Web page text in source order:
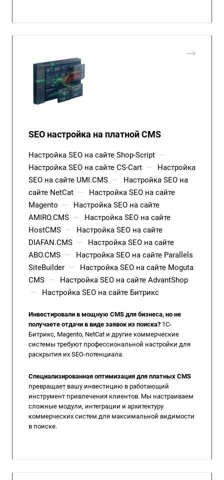
SEO настройка на платной CMS
Настройка SEO на сайте Shop-Script —
Настройка SEO на сайте CS-Cart —
Настройка
SEO на сайте UMI.CMS —
Настройка SEO на
сайте NetCat —
Настройка SEO на сайте
Magento —
Настройка SEO на сайте
AMIRO.CMS —
Настройка SEO на сайте
HostCMS —
Настройка SEO на сайте
DIAFAN.CMS —
Настройка SEO на сайте
ABO.CMS —
Настройка SEO на сайте Parallels
SiteBuilder —
Настройка SEO на сайте Moguta
CMS —
Настройка SEO на сайте AdvantShop
—
Настройка SEO на сайте Битрикс
Инвестировали в мощную CMS для бизнеса, но не
получаете отдачи в виде заявок из поиска? 1С-
Битрикс, Magento, NetCat и другие коммерческие
системы требуют профессиональной настройки для
раскрытия их SEO-потенциала.
Специализированная оптимизация для платных CMS
превращает вашу инвестицию в работающий
инструмент привлечения клиентов. Мы настраиваем
сложные модули, интеграции и архитектуру
коммерческих систем для максимальной видимости
в поиске.